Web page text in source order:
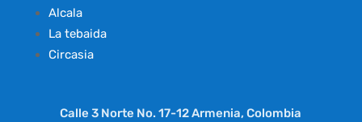
Alcala
La tebaida
Circasia
Calle 3 Norte No. 17-12 Armenia, Colombia